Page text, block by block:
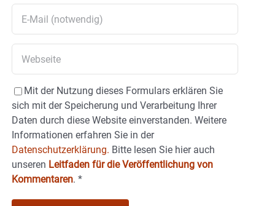
Mit der Nutzung dieses Formulars erklären Sie
sich mit der Speicherung und Verarbeitung Ihrer
Daten durch diese Website einverstanden. Weitere
Informationen erfahren Sie in der
Datenschutzerklärung. Bitte lesen Sie hier auch
unseren Leitfaden für die Veröffentlichung von
Kommentaren. *